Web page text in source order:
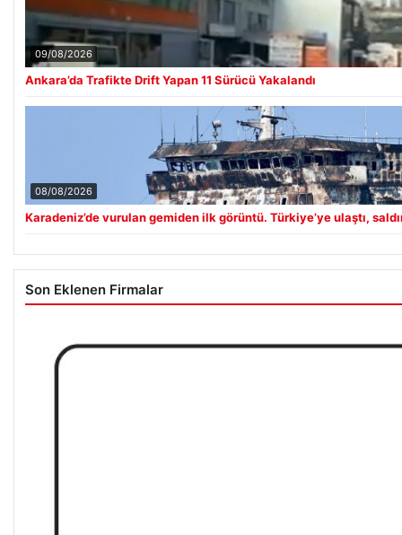
09/08/2026
Ankara’da Trafikte Drift Yapan 11 Sürücü Yakalandı
08/08/2026
Karadeniz’de vurulan gemiden ilk görüntü. Türkiye’ye ulaştı,
Son Eklenen Firmalar